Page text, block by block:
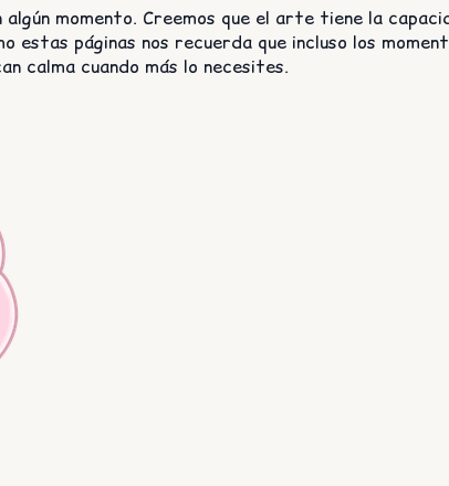
momento. Creemos que el arte tiene la
páginas nos recuerda que incluso los
calma cuando más lo necesites.